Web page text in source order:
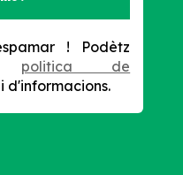
!
Podètz
politica de
d'informacions.